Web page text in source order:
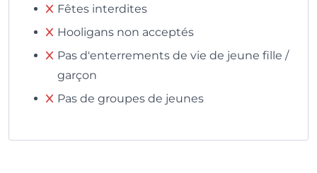
Fêtes interdites
Hooligans non acceptés
Pas d'enterrements de vie de jeune fille /
garçon
Pas de groupes de jeunes